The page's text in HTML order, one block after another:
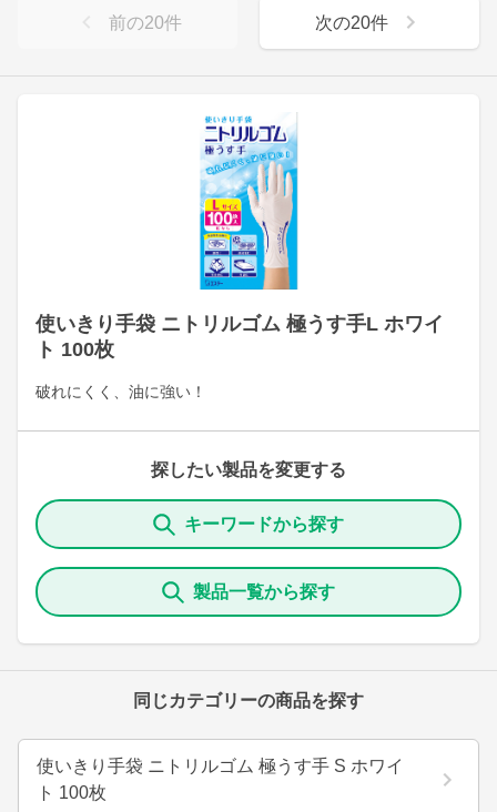
使いきり手袋 ニトリルゴム 極うす手L ホワイ
ト 100枚
破れにくく、油に強い！
探したい製品を変更する
キーワードから探す
製品一覧から探す
同じカテゴリーの商品を探す
使いきり手袋 ニトリルゴム 極うす手 S ホワイ
ト 100枚
前の20件 次の20件